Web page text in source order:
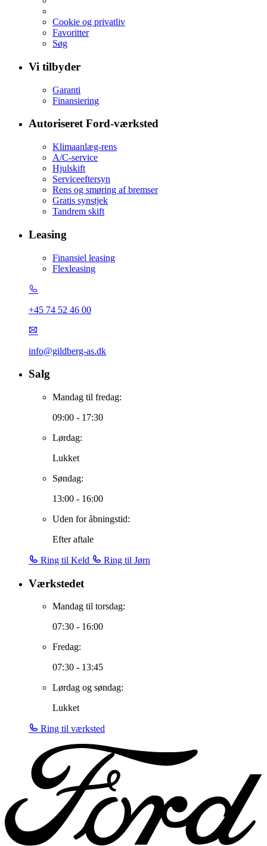
Cookie og privatliv
Favoritter
Søg
Vi tilbyder
Garanti
Finansiering
Autoriseret Ford-værksted
Klimaanlæg-rens
A/C-service
Hjulskift
Serviceeftersyn
Rens og smøring af bremser
Gratis synstjek
Tandrem skift
Leasing
Finansiel leasing
Flexleasing
+45 74 52 46 00
info@gildberg-as.dk
Salg
Mandag til fredag:
09:00 - 17:30
Lørdag:
Lukket
Søndag:
13:00 - 16:00
Uden for åbningstid:
Efter aftale
Ring til Keld Ring til Jørn
Værkstedet
Mandag til torsdag:
07:30 - 16:00
Fredag:
07:30 - 13:45
Lørdag og søndag:
Lukket
Ring til værksted